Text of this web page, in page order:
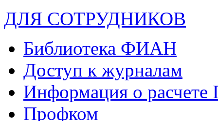
ДЛЯ СОТРУДНИКОВ
Библиотека ФИАН
Доступ к журналам
Информация о
Профком